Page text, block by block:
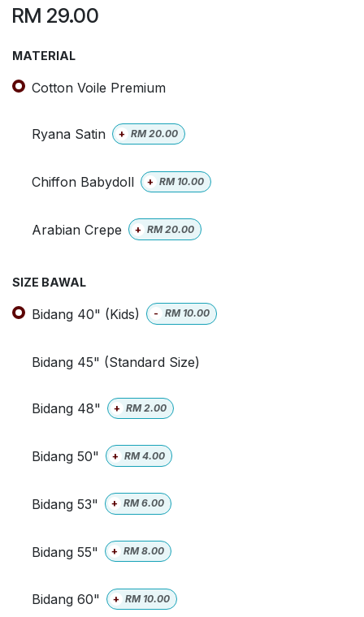
RM 29.00
MATERIAL
Cotton Voile Premium
Ryana Satin + RM20.00
Chiffon Babydoll + RM 10.00
Arabian Crepe + RM20.00
SIZE BAWAL
Bidang 40" (Kids) - RM 10.00
Bidang 45" (Standard Size)
Bidang 48" + RM2.00
Bidang 50" + RM4.00
Bidang 53" + RM6.00
Bidang 55" + RM8.00
Bidang 60" + RM 10.00